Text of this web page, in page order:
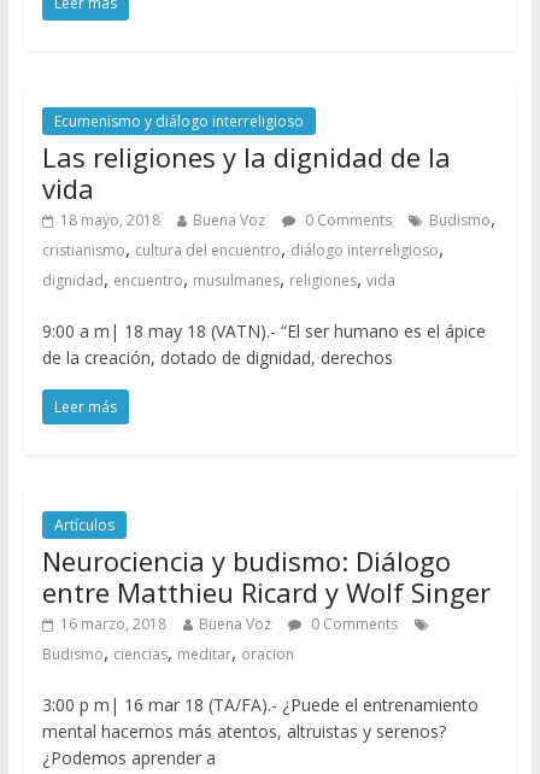
Ecumenismo y diálogo interreligioso
Las religiones y la dignidad de la
vida
18 mayo, 2018 Buena Voz 0 Comments Budismo,
cristianismo, cultura del encuentro, diálogo interreligioso,
dignidad, encuentro, musulmanes, religiones, vida
9:00 a m| 18 may 18 (VATN).- “El ser humano es el ápice
de la creación, dotado de dignidad, derechos
Leer más
Artículos
Neurociencia y budismo: Diálogo
entre Matthieu Ricard y Wolf Singer
16 marzo, 2018 Buena Voz
0 Comments
Budismo, ciencias, meditar, oracion
3:00 p m| 16 mar 18 (TA/FA).- ¿Puede el entrenamiento
mental hacernos más atentos, altruistas y serenos?
¿Podemos aprender a